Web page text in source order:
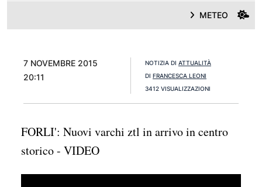
METEO
7 NOVEMBRE 2015
20:11
NOTIZIA DI ATTUALITÀ
DI FRANCESCA LEONI
3412 VISUALIZZAZIONI
FORLI': Nuovi varchi ztl in arrivo in centro
storico - VIDEO